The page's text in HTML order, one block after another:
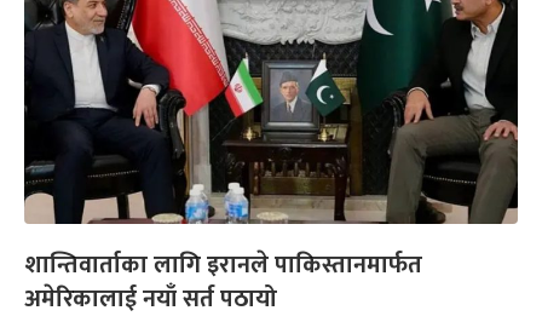
शान्तिवार्ताका लागि इरानले पाकिस्तानमार्फत
अमेरिकालाई नयाँ सर्त पठायो